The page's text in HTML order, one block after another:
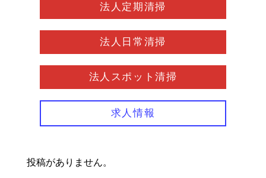
法人定期清掃
法人日常清掃
法人スポット清掃
求人情報
投稿がありません。